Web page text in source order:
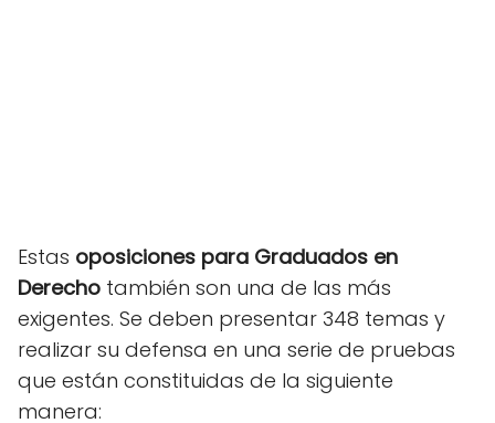
Estas oposiciones para Graduados en
Derecho también son una de las más
exigentes. Se deben presentar 348 temas y
realizar su defensa en una serie de pruebas
que están constituidas de la siguiente
manera: